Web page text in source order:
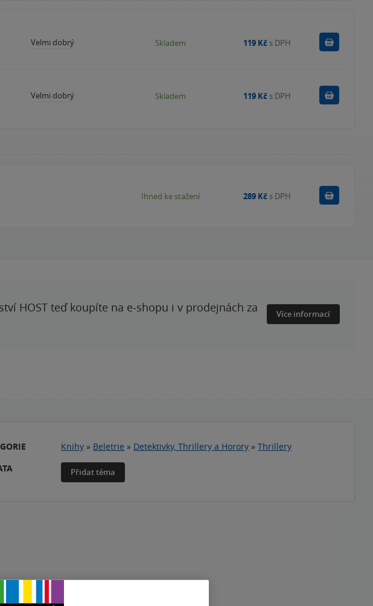
Velmi dobrý Skladem 119 Kč s DPH
Velmi dobrý Skladem 119 Kč s DPH
Ihned ke stažení 289 Kč s DPH Koupit
HOST teď koupíte na e-shopu i v prodejnách za
Více informací
Knihy » Beletrie » Detektivky, Thrillery a Horory »Thrillery
Přidat téma